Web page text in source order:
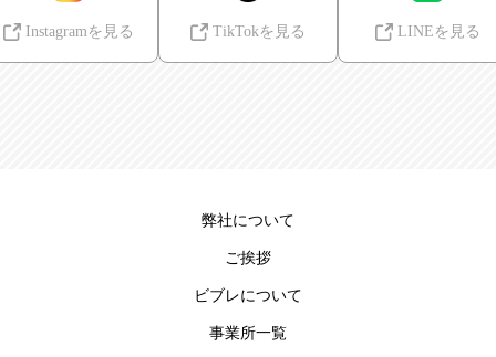
Instagramを見る TikTokを見る LINEを見る
弊社について
ご挨拶
ビブレについて
事業所一覧